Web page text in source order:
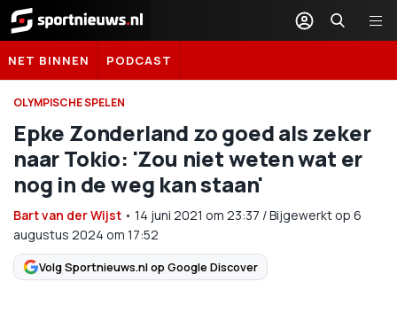
Sportnieuws.nl
NET BINNEN PODCAST
OLYMPISCHE SPELEN
Epke Zonderland zo goed als zeker
naar Tokio: 'Zou niet weten wat er
nog in de weg kan staan'
Bart van der Wijst • 14 juni 2021 om 23:37 /Bijgewerkt op 6
augustus 2024 om 17:52
Volg Sportnieuws.nl op Google Discover